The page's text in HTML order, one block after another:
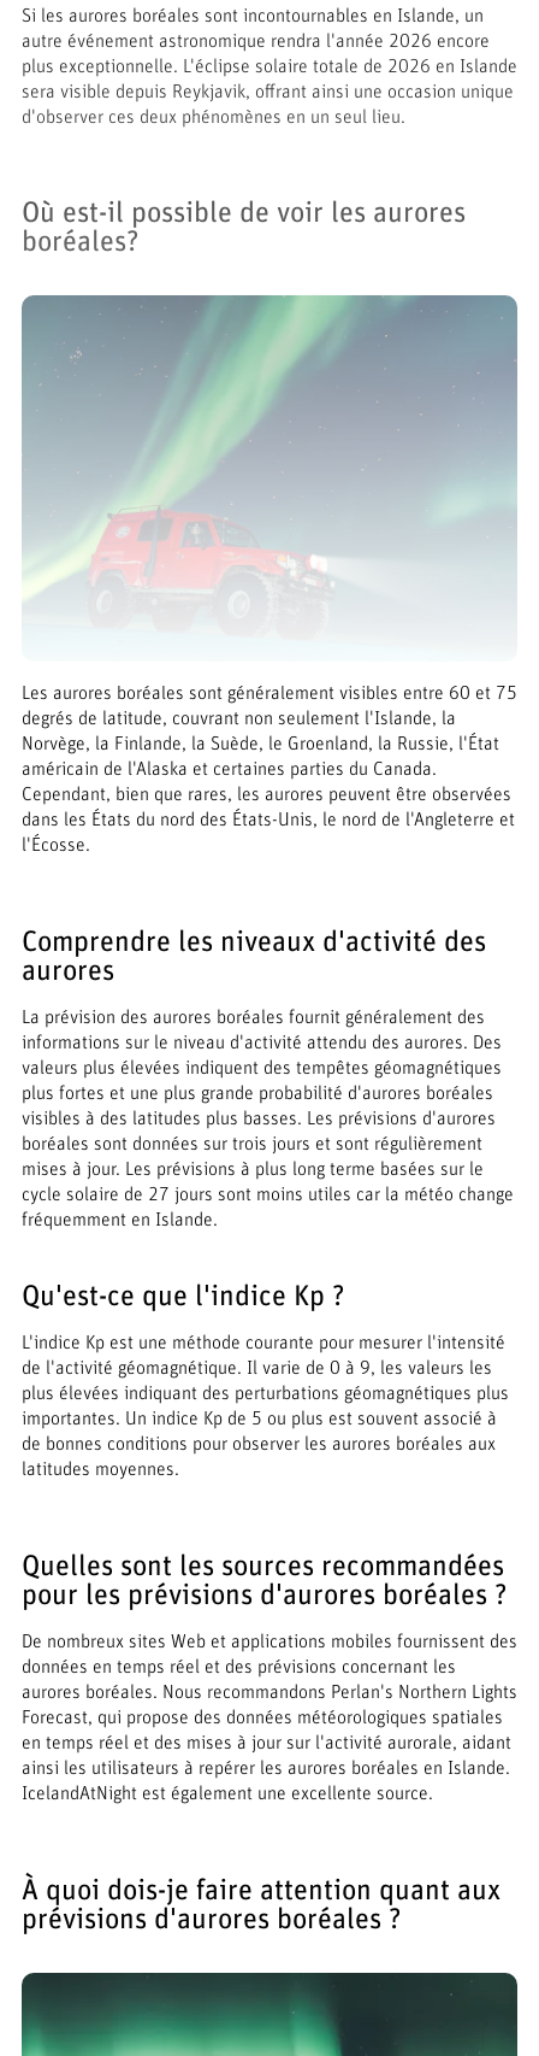
Si les aurores boréales sont incontournables en Islande, un
autre événement astronomique rendra l'année 2026 encore
plus exceptionnelle. L'éclipse solaire totale de 2026 en Islande
sera visible depuis Reykjavik, offrant ainsi une occasion unique
d'observer ces deux phénomènes en un seul lieu.
Où est-il possible de voir les aurores
boréales?
Les aurores boréales sont généralement visibles entre 60 et 75
degrés de latitude, couvrant non seulement l'Islande, la
Norvège, la Finlande, la Suède, le Groenland, la Russie, l'État
américain de l'Alaska et certaines parties du Canada.
Cependant, bien que rares, les aurores peuvent être observées
dans les États du nord des États-Unis, le nord de l'Angleterre et
l'Écosse.
Comprendre les niveaux d'activité des
aurores
La prévision des aurores boréales fournit généralement des
informations sur le niveau d'activité attendu des aurores. Des
valeurs plus élevées indiquent des tempêtes géomagnétiques
plus fortes et une plus grande probabilité d'aurores boréales
visibles à des latitudes plus basses. Les prévisions d'aurores
boréales sont données sur trois jours et sont régulièrement
mises à jour. Les prévisions à plus long terme basées sur le
cycle solaire de 27 jours sont moins utiles car la météo change
fréquemment en Islande.
Qu'est-ce que l'indice Kp ?
L'indice Kp est une méthode courante pour mesurer l'intensité
de l'activité géomagnétique. Il varie de 0 à 9, les valeurs les
plus élevées indiquant des perturbations géomagnétiques plus
importantes. Un indice Kp de 5 ou plus est souvent associé à
de bonnes conditions pour observer les aurores boréales aux
latitudes moyennes.
Quelles sont les sources recommandées
pour les prévisions d'aurores boréales ?
De nombreux sites Web et applications mobiles fournissent des
données en temps réel et des prévisions concernant les
aurores boréales. Nous recommandons Perlan's Northern Lights
Forecast, qui propose des données météorologiques spatiales
en temps réel et des mises à jour sur l'activité aurorale, aidant
ainsi les utilisateurs à repérer les aurores boréales en Islande.
IcelandAtNight est également une excellente source.
À quoi dois-je faire attention quant aux
prévisions d'aurores boréales ?